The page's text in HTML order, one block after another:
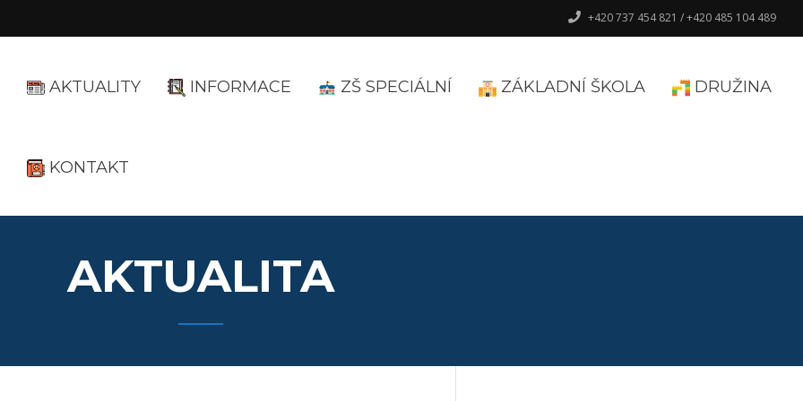
+420 737 454 821 / +420 485 104 489
AKTUALITY INFORMACE ZŠ SPECIÁLNÍ ZÁKLADNÍ ŠKOLA DRUŽINA
KONTAKT
AKTUALITA